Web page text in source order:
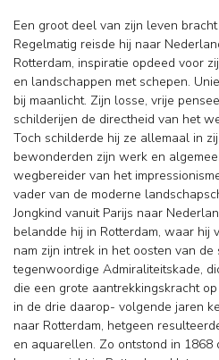
Een groot deel van zijn leven
Regelmatig reisde hij naar
Rotterdam, inspiratie opdeed voor
en landschappen met schepen.
bij maanlicht. Zijn losse, vrije penseelstreek verlenen zijn
schilderijen de directheid van het
Toch schilderde hij ze allemaal in
bewonderden zijn werk en
wegbereider van het
vader van de moderne landschapschilders. In
Jongkind vanuit Parijs naar
belandde hij in Rotterdam, waar hij
nam zijn intrek in het oosten van de
tegenwoordige Admiraliteitskade,
die een grote aantrekkingskracht
in de drie daarop- volgende jaren keerde hij herhaaldelijk terug
naar Rotterdam, hetgeen
en aquarellen. Zo ontstond in 1868